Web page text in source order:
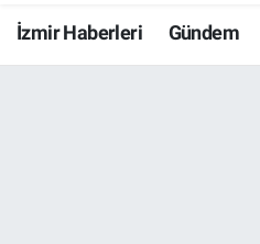
İzmir Haberleri Gündem
Resmi İlanlar